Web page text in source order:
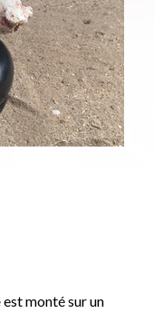
est monté sur un